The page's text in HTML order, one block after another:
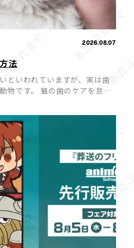
2026.08.07
法
といわれていますが、実は歯
物です。 猫の歯のケアを怠る
康を長く維持 […]